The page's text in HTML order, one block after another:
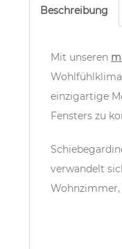
Beschreibung
Mit unseren
einzigartige
Fensters zu
verwandelt
Wohnzimmer,